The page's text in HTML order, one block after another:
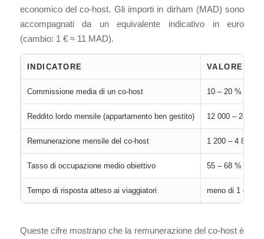
economico del co-host. Gli importi in dirham (MAD) sono
accompagnati da un equivalente indicativo in euro
(cambio: 1 € ≈ 11 MAD).
INDICATORE VALORE
Commissione media di un co-host 10 – 20 % del
Reddito lordo mensile (appartamento ben gestito) 12 000 – 24
Remunerazione mensile del co-host 1 200 – 4 800
Tasso di occupazione medio obiettivo 55 – 68 %
Tempo di risposta atteso ai viaggiatori meno di 1 ora
Queste cifre mostrano che la remunerazione del co-host è